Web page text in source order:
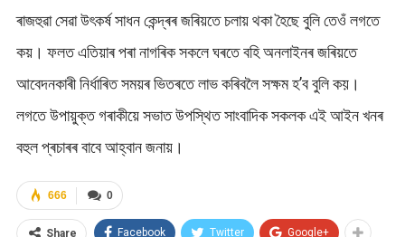
ৰাজহুৱা সেৱা উৎকৰ্ষ সাধন কেন্দ্ৰৰ জৰিয়তে চলায় থকা হৈছে বুলি তেওঁ লগতে
কয়। ফলত এতিয়াৰ পৰা নাগৰিক সকলে ঘৰতে বহি অনলাইনৰ জৰিয়তে
আবেদনকাৰী নিৰ্ধাৰিত সময়ৰ ভিতৰতে লাভ কৰিবলৈ সক্ষম হ’ব বুলি কয়।
লগতে উপায়ুক্ত গৰাকীয়ে সভাত উপস্থিত সাংবাদিক সকলক এই আইন খনৰ
বহুল প্ৰচাৰৰ বাবে আহ্বান জনায়।
0
666
Share Facebook Twitter Google+